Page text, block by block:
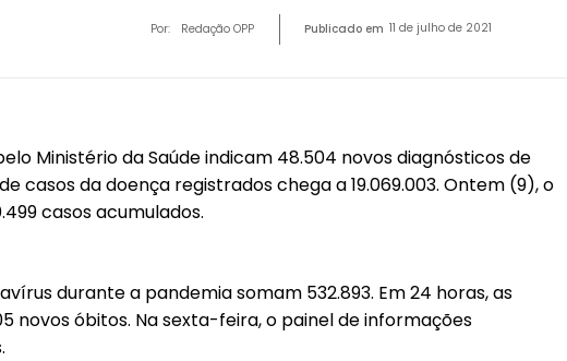
Por: Redação OPP Publicado em 11 de julho de 2021
Ministério da Saúde indicam 48.504 novos diagnósticos de
casos da doença registrados chega a 19.069.003. Ontem (9), o
casos acumulados.
durante a pandemia somam 532.893. Em 24 horas, as
novos óbitos. Na sexta-feira, o painel de informações